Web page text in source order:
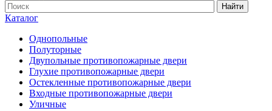
Найти
Каталог
Однопольные
Полуторные
Двупольные противопожарные двери
Глухие противопожарные двери
Остекленные противопожарные двери
Входные противопожарные двери
Уличные